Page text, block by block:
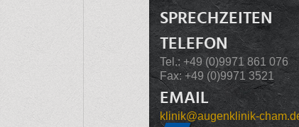
SPRECHZEITEN
TELEFON
Tel.: +49 (0)9971 861 076
Fax: +49 (0)9971 3521
EMAIL
klinik@augenklinik-